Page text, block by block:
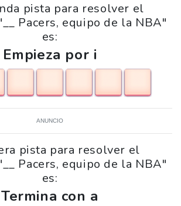
pista para resolver el
Pacers, equipo de la NBA"
es:
Empieza por i
ANUNCIO
pista para resolver el
Pacers, equipo de la NBA"
es:
Termina con a